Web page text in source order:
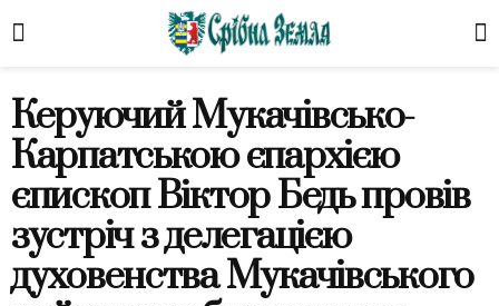
Керуючий Мукачівсько-
Карпатською єпархією
єпископ Віктор Бедь провів
зустріч з делегацією
духовенства Мукачівського